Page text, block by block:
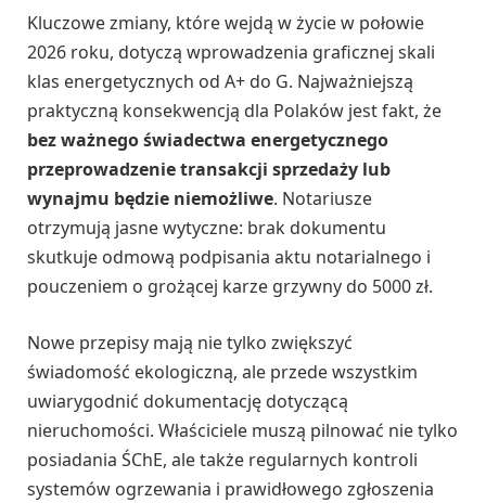
Kluczowe zmiany, które wejdą w życie w połowie
2026 roku, dotyczą wprowadzenia graficznej skali
klas energetycznych od A+ do G. Najważniejszą
praktyczną konsekwencją dla Polaków jest fakt, że
bez ważnego świadectwa energetycznego
przeprowadzenie transakcji sprzedaży lub
wynajmu będzie niemożliwe. Notariusze
otrzymują jasne wytyczne: brak dokumentu
skutkuje odmową podpisania aktu notarialnego i
pouczeniem o grożącej karze grzywny do 5000 zł.
Nowe przepisy mają nie tylko zwiększyć
świadomość ekologiczną, ale przede wszystkim
uwiarygodnić dokumentację dotyczącą
nieruchomości. Właściciele muszą pilnować nie tylko
posiadania ŚChE, ale także regularnych kontroli
systemów ogrzewania i prawidłowego zgłoszenia